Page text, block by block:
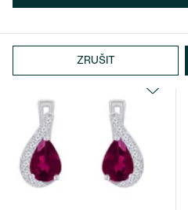
ZRUŠIT
2 090 Kč